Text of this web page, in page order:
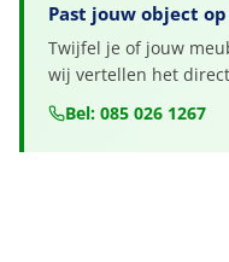
Past jouw object
Twijfel je of jouw
wij vertellen het
Bel: 085 026 1267